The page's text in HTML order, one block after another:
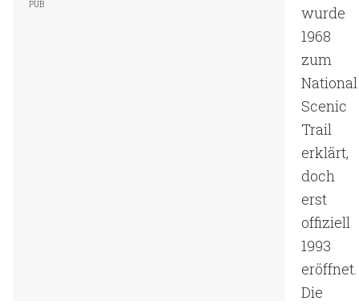
wurde
1968
zum
National
Scenic
Trail
erklärt,
doch
erst
offiziell
1993
eröffnet.
Die